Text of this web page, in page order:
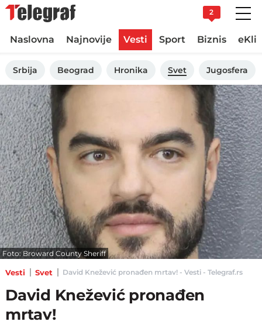
2
Naslovna Najnovije Vesti Sport Biznis
Srbija Beograd Hronika Svet Jugosfera
Foto: Broward County Sheriff
Vesti Svet David Knežević pronađen mrtav! - Vesti - Telegraf.rs
David Knežević pronađen
mrtav!